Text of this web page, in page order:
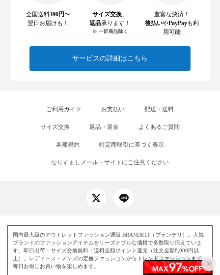
全国送料390円〜
翌日お届けも！
サイズ交換、
返品承ります！
※ 一部商品除く
豊富な決済！
後払いやPayPayも利
用可能
サービスの詳細はこちら
ご利用ガイド お支払い 配送・送料
サイズ交換 返品・返金 よくあるご質問
各種規約 特定商取引に基づく表示
なりすましメール・サイトにご注意ください
国内最大級のアウトレットファッション通販 BRANDELI（ブランデリ）。人気
ブランドのファッションアイテムをリーズナブルな価格で多数取り揃えていま
す。即日出荷・サイズ交換無料・送料全額ポイント還元（注文金額8,000円以
上）。レディース・メンズの定番ファッションからトレンドファッションまで、
毎日お得にお買い物を楽しめます。